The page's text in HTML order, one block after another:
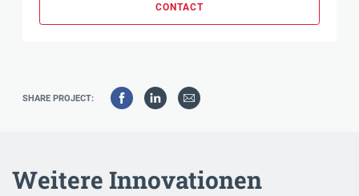
CONTACT
SHARE PROJECT:
Weitere Innovationen